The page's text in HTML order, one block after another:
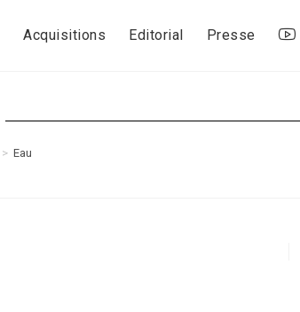
Acquisitions Editorial Presse
> Eau